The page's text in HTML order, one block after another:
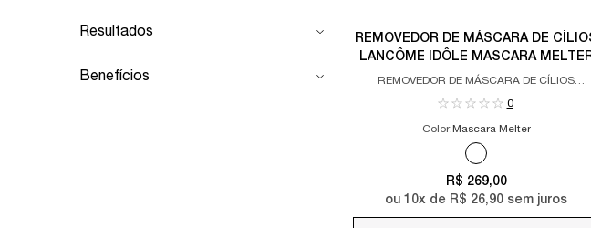
Resultados
Benefícios
REMOVEDOR DE MÁSCARA DE
LANCÔME IDÔLE MASCARA
REMOVEDOR DE MÁSCARA DE CÍLIOS
0
Color: Mascara Melter
Selected
Mascara Melter color
R$ 269,00
ou 10x de R$ 26,90 sem juros